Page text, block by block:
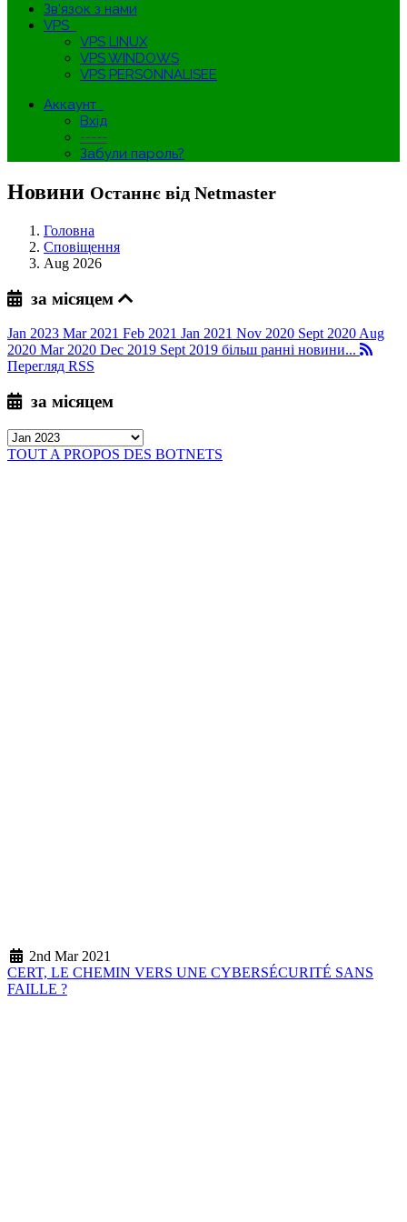
Зв'язок з нами
VPS
VPS LINUX
VPS WINDOWS
VPS PERSONNALISEE
Аккаунт
Вхід
-----
Забули пароль?
Новини Останнє від Netmaster
Головна
Сповіщення
Aug 2026
за місяцем
Jan 2023 Mar 2021 Feb 2021 Jan 2021 Nov 2020 Sept 2020 Aug
2020 Mar 2020 Dec 2019 Sept 2019 більш ранні новини...
Перегляд RSS
за місяцем
TOUT A PROPOS DES BOTNETS
2nd Mar 2021
CERT, LE CHEMIN VERS UNE CYBERSÉCURITÉ SANS
FAILLE ?